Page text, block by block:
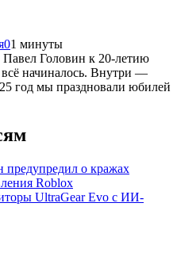
01 минуты
Головин к 20-летию
всё начиналось. Внутри —
год мы праздновали юбилей
предупредил о кражах
Roblox
UltraGear Evo c ИИ-